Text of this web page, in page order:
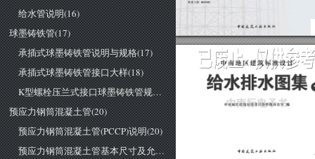
给水管说明(16)
球墨铸铁管(17)
承插式球墨铸铁管说明与规格(17)
承插式球墨铸铁管接口大样(18)
K型螺栓压兰式接口球墨铸铁管规格与接口大样(19)
预应力钢筒混凝土管(20)
预应力钢筒混凝土管(PCCP)说明(20)
预应力钢筒混凝土管基本尺寸及允许偏差(21)